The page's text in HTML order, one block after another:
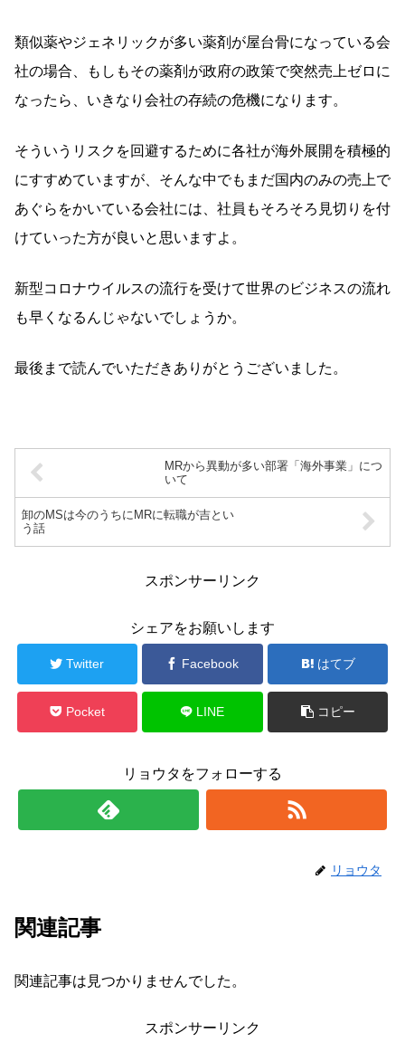
類似薬やジェネリックが多い薬剤が屋台骨になっている会
社の場合、もしもその薬剤が政府の政策で突然売上ゼロに
なったら、いきなり会社の存続の危機になります。
そういうリスクを回避するために各社が海外展開を積極的
にすすめていますが、そんな中でもまだ国内のみの売上で
あぐらをかいている会社には、社員もそろそろ見切りを付
けていった方が良いと思いますよ。
新型コロナウイルスの流行を受けて世界のビジネスの流れ
も早くなるんじゃないでしょうか。
最後まで読んでいただきありがとうございました。
MRから異動が多い部署「海外事業」につ
いて
卸のMSは今のうちにMRに転職が吉とい
う話
スポンサーリンク
シェアをお願いします
Twitter Facebook はてブ
Pocket LINE コピー
リョウタをフォローする
リョウタ
関連記事
関連記事は見つかりませんでした。
スポンサーリンク